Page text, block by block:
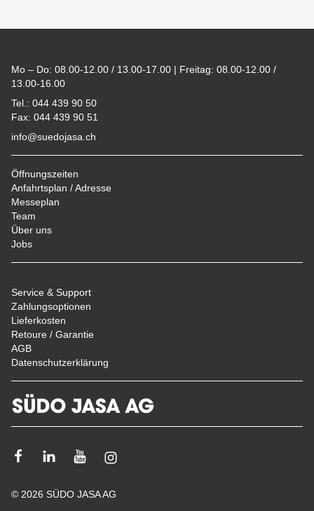
Mo – Do: 08.00-12.00 / 13.00-17.00 | Freitag: 08.00-12.00 /
13.00-16.00
Tel.: 044 439 90 50
Fax: 044 439 90 51
info@suedojasa.ch
Öffnungszeiten
Anfahrtsplan / Adresse
Messeplan
Team
Über uns
Jobs
Service & Support
Zahlungsoptionen
Lieferkosten
Retoure / Garantie
AGB
Datenschutzerklärung
FacebookLinkedinYoutubeInstagram
© 2026 SÜDO JASA AG